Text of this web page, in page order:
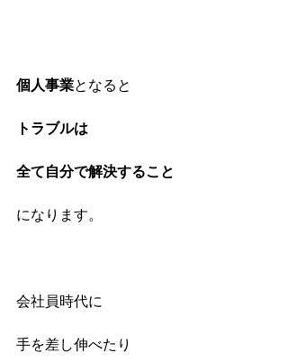
個人事業となると
トラブルは
全て自分で解決すること
になります。
会社員時代に
手を差し伸べたり